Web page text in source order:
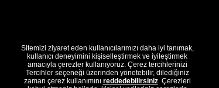
Sitemizi ziyaret eden kullanıcılarımızı daha iyi tanımak,
kullanıcı deneyimini kişiselleştirmek ve iyileştirmek
amacıyla çerezler kullanıyoruz. Çerez tercihlerinizi
Tercihler seçeneği üzerinden yönetebilir, dilediğiniz
zaman çerez kullanımını reddedebilirsiniz. Çerezleri